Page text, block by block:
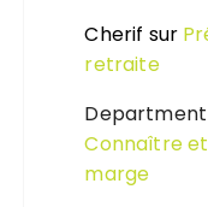
Cherif sur
retraite
Connaître
marge